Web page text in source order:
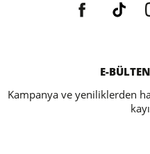
E-
Kampanya ve yeniliklerden